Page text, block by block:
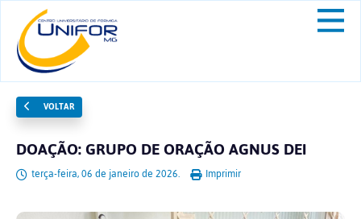
VOLTAR
DOAÇÃO: GRUPO DE ORAÇÃO AGNUS DEI
terça-feira, 06 de janeiro de 2026. Imprimir